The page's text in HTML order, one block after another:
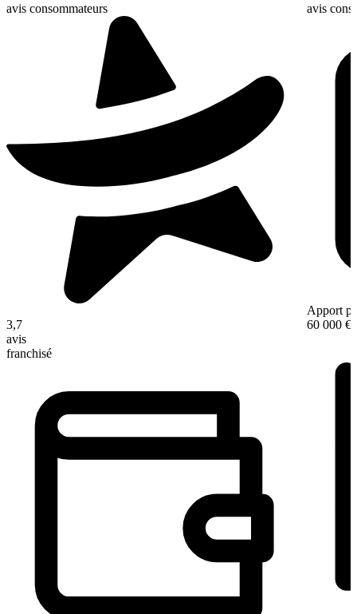
avis consommateurs
3,7
avis
franchisé
avis
Apport
60 000 €